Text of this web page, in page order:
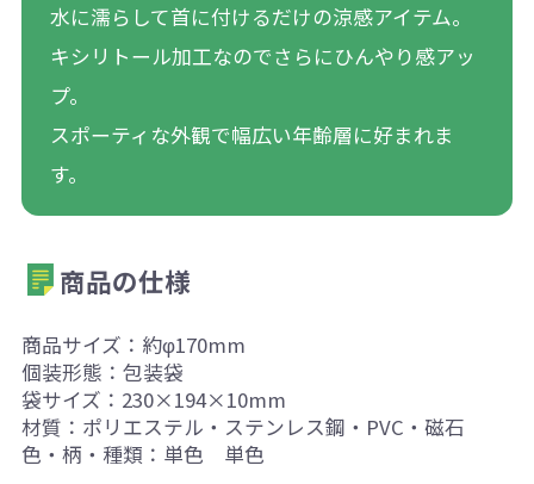
水に濡らして首に付けるだけの涼感アイテム。
キシリトール加工なのでさらにひんやり感アッ
プ。
スポーティな外観で幅広い年齢層に好まれま
す。
商品の仕様
商品サイズ：約φ170mm
個装形態：包装袋
袋サイズ：230×194×10mm
材質：ポリエステル・ステンレス鋼・PVC・磁石
色・柄・種類：単色 単色